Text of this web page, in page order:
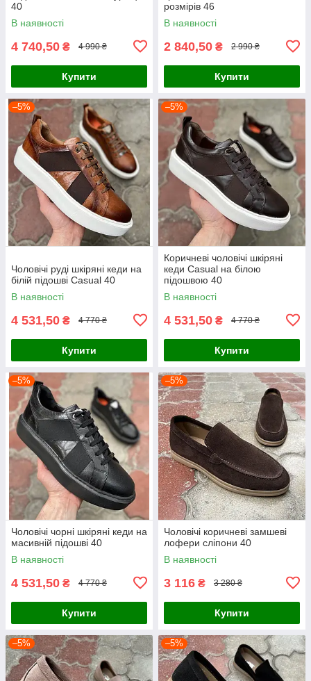
40
В наявності
4 740,50 ₴ 4 990 ₴
Купити
розмірів 46
В наявності
2 840,50 ₴ 2 990 ₴
Купити
–5%
Чоловічі руді шкіряні кеди на
білій підошві Casual 40
В наявності
4 531,50 ₴ 4 770 ₴
Купити
–5%
Коричневі чоловічі шкіряні
кеди Casual на білою
підошвою 40
В наявності
4 531,50 ₴ 4 770 ₴
Купити
–5%
Чоловічі чорні шкіряні кеди на
масивній підошві 40
В наявності
4 531,50 ₴ 4 770 ₴
Купити
–5%
Чоловічі коричневі замшеві
лофери сліпони 40
В наявності
3 116 ₴ 3 280 ₴
Купити
–5% –5%